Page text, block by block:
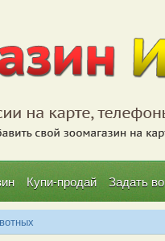
Купи-продай Задать